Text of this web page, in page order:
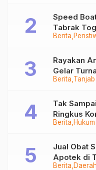
Berita
Speed
Tabrak
Sempat
Berita
Rayakan
Gelar
Juta
Berita
Tak
Ringkus
Tungkal
Berita Daerah
Jual Obat
Apotek di